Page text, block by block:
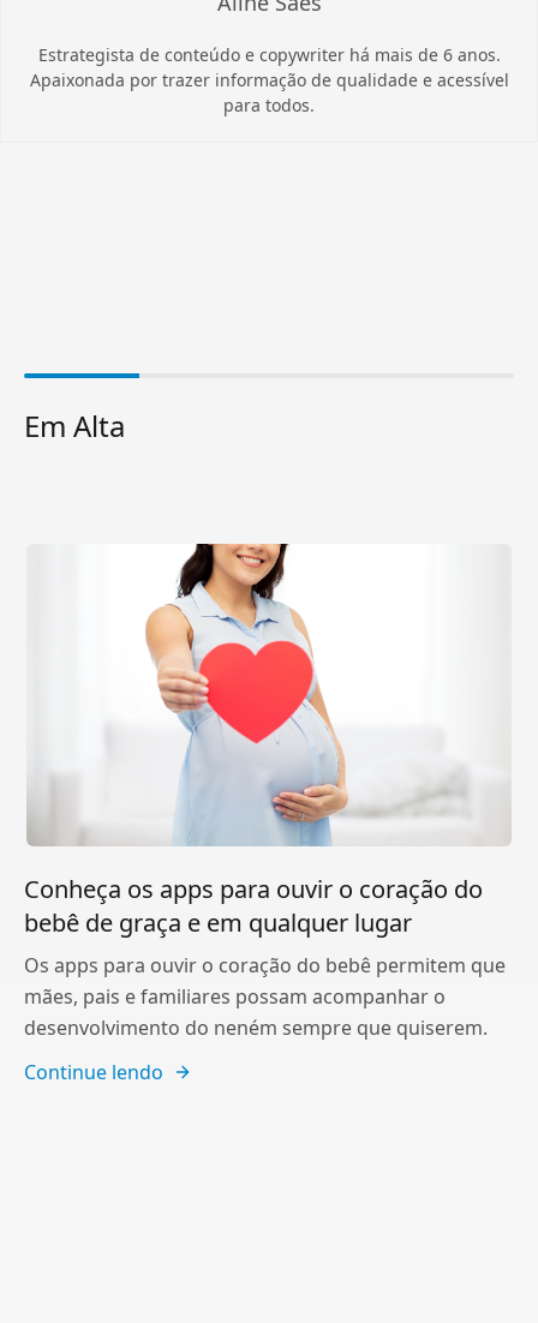
Estrategista de conteúdo e copywriter há mais de 6 anos.
Apaixonada por trazer informação de qualidade e acessível
para todos.
Em Alta
Conheça os apps para ouvir o coração do
bebê de graça e em qualquer lugar
Os apps para ouvir o coração do bebê permitem que
mães, pais e familiares possam acompanhar o
desenvolvimento do neném sempre que quiserem.
Continue lendo